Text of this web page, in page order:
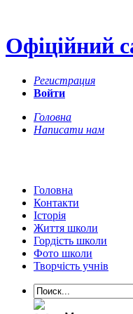
Офіційний
Регистрация
Войти
Головна
Написати нам
Головна
Контакти
Історія
Життя школи
Гордість школи
Фото школи
Творчість учнів